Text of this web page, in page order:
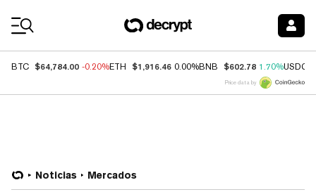
BTC $64,784.00 -0.20%ETH $1,916.46 0.00%BNB $602.78 1.70%USDC
Price data by
Noticias Mercados